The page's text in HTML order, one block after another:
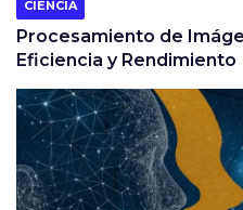
CIENCIA
Procesamiento de
Eficiencia y Rendimiento